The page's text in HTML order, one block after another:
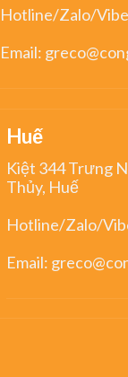
Hotline/Zalo/
Email:
Huế
Kiệt 344 Trưng
Thủy, Huế
Hotline/Zalo/
Email: